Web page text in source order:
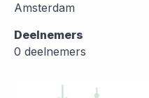
Amsterdam
Deelnemers
0 deelnemers